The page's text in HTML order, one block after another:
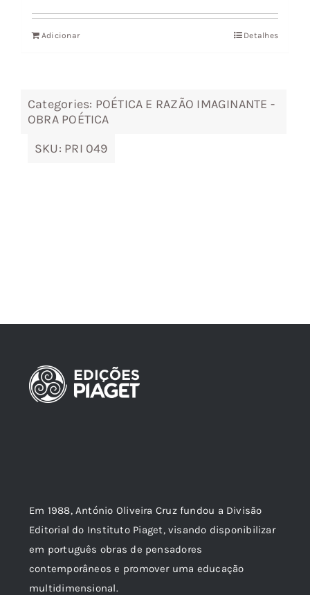
original
era:
atual
Adicionar Detalhes
Categories: POÉTICA E RAZÃO IMAGINANTE -
OBRA POÉTICA
SKU: PRI 049
Em 1988, António Oliveira Cruz fundou a Divisão
Editorial do Instituto Piaget, visando disponibilizar
em português obras de pensadores
contemporâneos e promover uma educação
multidimensional.